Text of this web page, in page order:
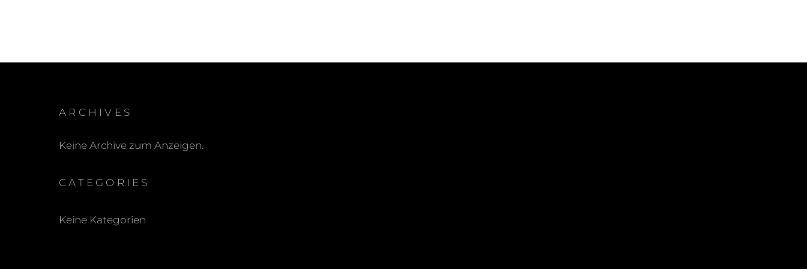
ARCHIVES
Keine Archive zum Anzeigen.
CATEGORIES
Keine Kategorien